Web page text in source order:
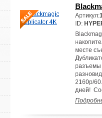
Артикул:
ID:
месте
разъемы
2160p/
дней!